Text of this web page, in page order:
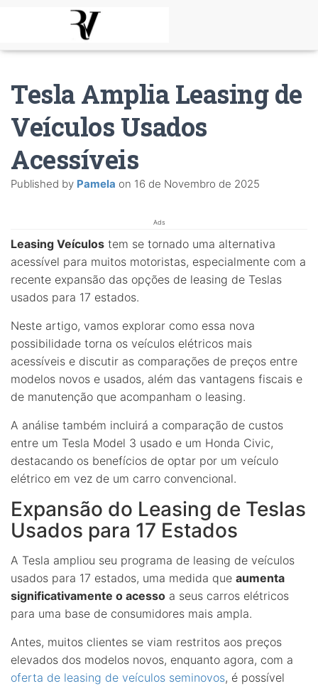
Tesla Amplia Leasing de
Veículos Usados
Acessíveis
Published by Pamela on 16 de Novembro de 2025
Ads
Leasing Veículos tem se tornado uma alternativa
acessível para muitos motoristas, especialmente com a
recente expansão das opções de leasing de Teslas
usados para 17 estados.
Neste artigo, vamos explorar como essa nova
possibilidade torna os veículos elétricos mais
acessíveis e discutir as comparações de preços entre
modelos novos e usados, além das vantagens fiscais e
de manutenção que acompanham o leasing.
A análise também incluirá a comparação de custos
entre um Tesla Model 3 usado e um Honda Civic,
destacando os benefícios de optar por um veículo
elétrico em vez de um carro convencional.
Expansão do Leasing de Teslas
Usados para 17 Estados
A Tesla ampliou seu programa de leasing de veículos
usados para 17 estados, uma medida que aumenta
significativamente o acesso a seus carros elétricos
para uma base de consumidores mais ampla.
Antes, muitos clientes se viam restritos aos preços
elevados dos modelos novos, enquanto agora, com a
oferta de leasing de veículos seminovos, é possível